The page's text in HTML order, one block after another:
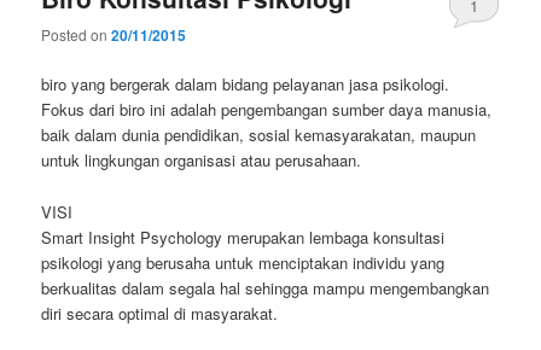
Posted on20/11/2015
1
biro yang bergerak dalam bidang pelayanan jasa psikologi.
Fokus dari biro ini adalah pengembangan sumber daya manusia,
baik dalam dunia pendidikan, sosial kemasyarakatan, maupun
untuk lingkungan organisasi atau perusahaan.
VISI
Smart Insight Psychology merupakan lembaga konsultasi
psikologi yang berusaha untuk menciptakan individu yang
berkualitas dalam segala hal sehingga mampu mengembangkan
diri secara optimal di masyarakat.